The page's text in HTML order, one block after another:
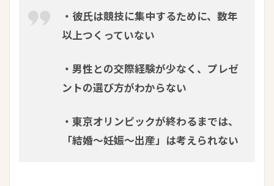
・彼氏は競技に集中するために、数年
以上つくっていない
・男性との交際経験が少なく、プレゼ
ントの選び方がわからない
・東京オリンピックが終わるまでは、
「結婚～妊娠～出産」は考えられない